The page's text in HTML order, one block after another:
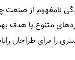
نامفهوم از صنعت
متنوع با
را برای